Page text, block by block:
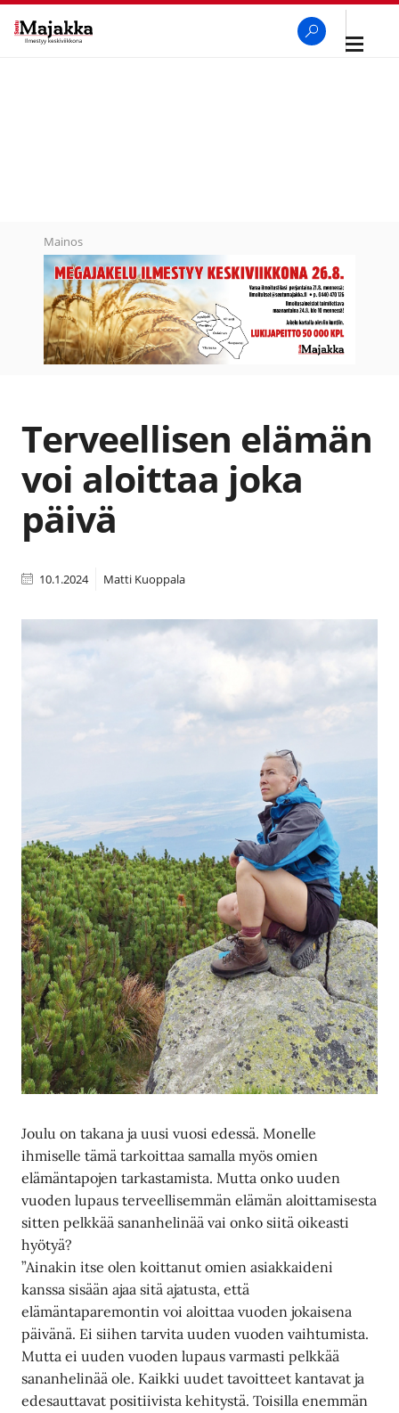
Avaa
Mainos
Terveellisen elämän
voi aloittaa joka
päivä
10.1.2024 Matti Kuoppala
Joulu on takana ja uusi vuosi edessä. Monelle
ihmiselle tämä tarkoittaa samalla myös omien
elämäntapojen tarkastamista. Mutta onko uuden
vuoden lupaus terveellisemmän elämän aloittamisesta
sitten pelkkää sananhelinää vai onko siitä oikeasti
hyötyä?
”Ainakin itse olen koittanut omien asiakkaideni
kanssa sisään ajaa sitä ajatusta, että
elämäntaparemontin voi aloittaa vuoden jokaisena
päivänä. Ei siihen tarvita uuden vuoden vaihtumista.
Mutta ei uuden vuoden lupaus varmasti pelkkää
sananhelinää ole. Kaikki uudet tavoitteet kantavat ja
edesauttavat positiivista kehitystä. Toisilla enemmän